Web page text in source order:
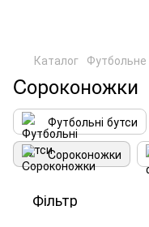
Каталог Футбольне
Cороконожки
Футбольні бутси
Cороконожки
Фільтр